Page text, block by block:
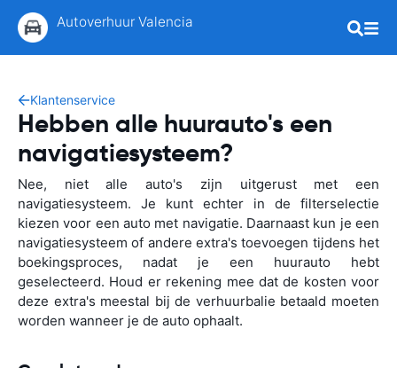
Autoverhuur Valencia
Klantenservice
Hebben alle huurauto's een
navigatiesysteem?
Nee, niet alle auto's zijn uitgerust met een
navigatiesysteem. Je kunt echter in de filterselectie
kiezen voor een auto met navigatie. Daarnaast kun je een
navigatiesysteem of andere extra's toevoegen tijdens het
boekingsproces, nadat je een huurauto hebt
geselecteerd. Houd er rekening mee dat de kosten voor
deze extra's meestal bij de verhuurbalie betaald moeten
worden wanneer je de auto ophaalt.